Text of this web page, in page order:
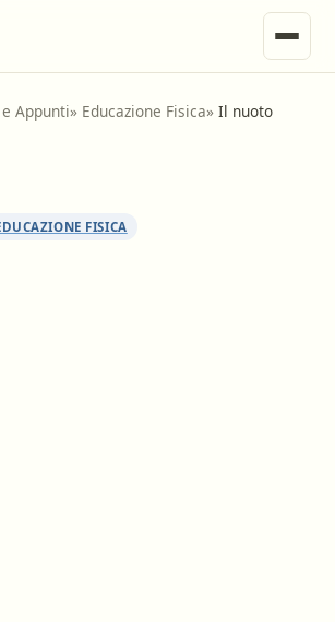
Appunti» Educazione Fisica»Il nuoto
FISICA